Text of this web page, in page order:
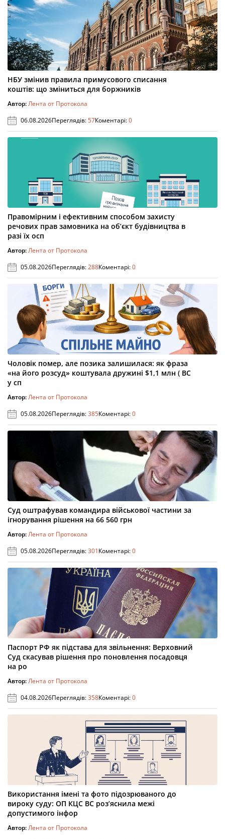
НБУ змінив правила примусового списання
коштів: що зміниться для боржників
Автор:Лента от Протокола
06.08.2026Переглядів:57Коментарі:0
Правомірним і ефективним способом захисту
речових прав замовника на об’єкт будівництва в
разі їх осп
Автор:Лента от Протокола
05.08.2026Переглядів:288Коментарі:0
Чоловік помер, але позика залишилася: як фраза
«на його розсуд» коштувала дружині $1,1 млн ( ВС
у сп
Автор:Лента от Протокола
05.08.2026Переглядів:385Коментарі:0
Суд оштрафував командира військової частини за
ігнорування рішення на 66 560 грн
Автор:Лента от Протокола
05.08.2026Переглядів:301Коментарі:0
Паспорт РФ як підстава для звільнення: Верховний
Суд скасував рішення про поновлення посадовця
на ро
Автор:Лента от Протокола
04.08.2026Переглядів:358Коментарі:0
Використання імені та фото підозрюваного до
вироку суду: ОП КЦС ВС роз’яснила межі
допустимого інфор
Автор:Лента от Протокола